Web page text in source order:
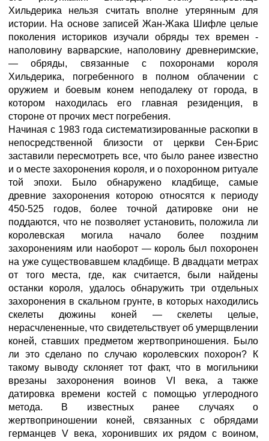
Хильдерика нельзя считать вполне утерянным для
истории. На основе записей Жан-Жака Шифле целые
поколения историков изучали обряды тех времен -
наполовину варварские, наполовину древнеримские,
— обряды, связанные с похоронами короля
Хильдерика, погребенного в полном облачении с
оружием и боевым конем неподалеку от города, в
котором находилась его главная резиденция, в
стороне от прочих мест погребения.
Начиная с 1983 года систематизированные раскопки в
непосредственной близости от церкви Сен-Брис
заставили пересмотреть все, что было ранее известно
и о месте захоронения короля, и о похоронном ритуале
той эпохи. Было обнаружено кладбище, самые
древние захоронения которою относятся к периоду
450-525 годов, более точной датировке они не
поддаются, что не позволяет установить, положила ли
королевская могила начало более поздним
захоронениям или наоборот — король был похоронен
на уже существовавшем кладбище. В двадцати метрах
от того места, где, как считается, были найдены
останки короля, удалось обнаружить три отдельных
захоронения в скальном грунте, в которых находились
скелеты дюжины коней — скелеты целые,
нерасчлененные, что свидетельствует об умерщвлении
коней, ставших предметом жертвоприношения. Было
ли это сделано по случаю королевских похорон? К
такому выводу склоняет тот факт, что в могильники
врезаны захоронения воинов VI века, а также
датировка времени костей с помощью углеродного
метода. В известных ранее случаях о
жертвоприношении коней, связанных с обрядами
германцев V века, хоронивших их рядом с воином,